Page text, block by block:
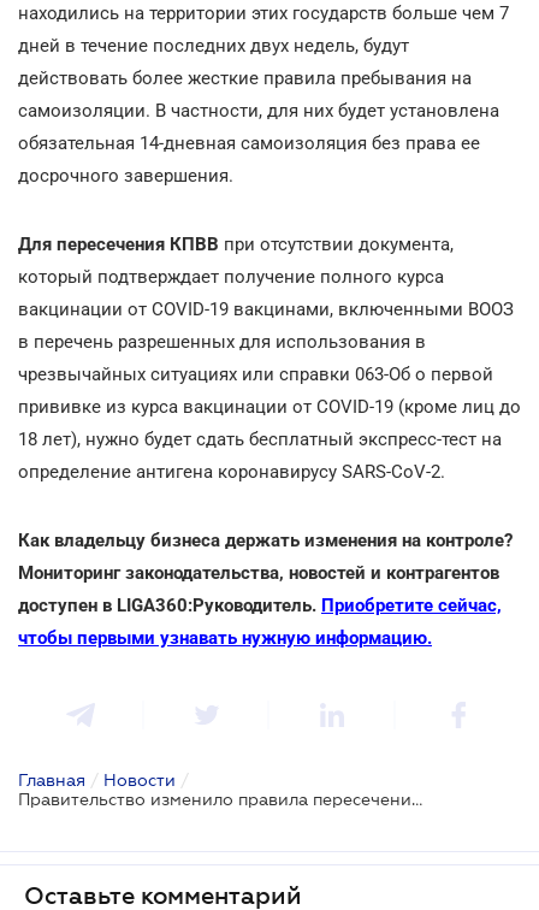
находились на территории этих государств больше чем 7
дней в течение последних двух недель, будут
действовать более жесткие правила пребывания на
самоизоляции. В частности, для них будет установлена
обязательная 14-дневная самоизоляция без права ее
досрочного завершения.
Для пересечения КПВВ при отсутствии документа,
который подтверждает получение полного курса
вакцинации от COVID-19 вакцинами, включенными ВООЗ
в перечень разрешенных для использования в
чрезвычайных ситуациях или справки 063-Об о первой
прививке из курса вакцинации от COVID-19 (кроме лиц до
18 лет), нужно будет сдать бесплатный экспресс-тест на
определение антигена коронавирусу SARS-CoV-2.
Как владельцу бизнеса держать изменения на контроле?
Мониторинг законодательства, новостей и контрагентов
доступен в LIGA360:Руководитель. Приобретите сейчас,
чтобы первыми узнавать нужную информацию.
Главная / Новости /
Правительство изменило правила пересечения границы Украины для иностранцев
Оставьте комментарий